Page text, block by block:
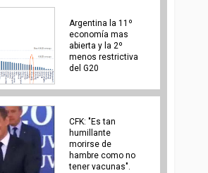
Argentina la 11º
economía mas
abierta y la 2º
menos restrictiva
del G20
CFK: "Es tan
humillante
morirse de
hambre como no
tener vacunas".